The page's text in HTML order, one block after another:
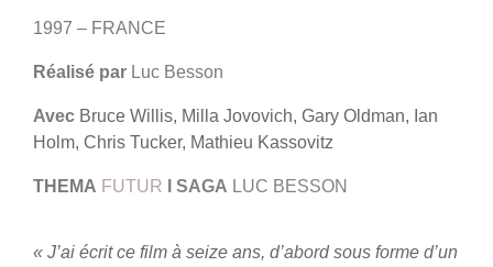
1997 – FRANCE
Réalisé par Luc Besson
Avec Bruce Willis, Milla Jovovich, Gary Oldman, Ian
Holm, Chris Tucker, Mathieu Kassovitz
THEMA FUTUR I SAGA LUC BESSON
« J’ai écrit ce film à seize ans, d’abord sous forme d’un